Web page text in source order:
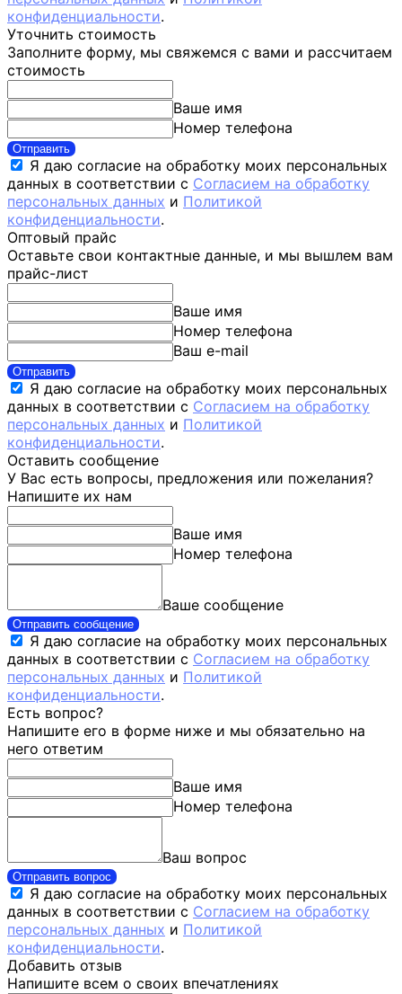
конфиденциальности.
Уточнить стоимость
Заполните форму, мы свяжемся с вами и рассчитаем
стоимость
Ваше имя
Номер телефона
Отправить
Я даю согласие на обработку моих персональных
данных в соответствии с Согласием на обработку
персональных данных и Политикой
конфиденциальности.
Оптовый прайс
Оставьте свои контактные данные, и мы вышлем вам
прайс-лист
Ваше имя
Номер телефона
Ваш e-mail
Отправить
Я даю согласие на обработку моих персональных
данных в соответствии с Согласием на обработку
персональных данных и Политикой
конфиденциальности.
Оставить сообщение
У Вас есть вопросы, предложения или пожелания?
Напишите их нам
Ваше имя
Номер телефона
Ваше сообщение
Отправить сообщение
Я даю согласие на обработку моих персональных
данных в соответствии с Согласием на обработку
персональных данных и Политикой
конфиденциальности.
Есть вопрос?
Напишите его в форме ниже и мы обязательно на
него ответим
Ваше имя
Номер телефона
Ваш вопрос
Отправить вопрос
Я даю согласие на обработку моих персональных
данных в соответствии с Согласием на обработку
персональных данных и Политикой
конфиденциальности.
Добавить отзыв
Напишите всем о своих впечатлениях